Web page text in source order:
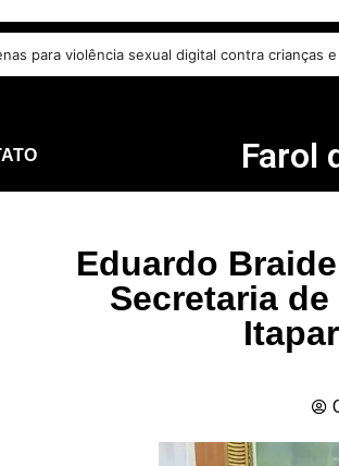
para violência sexual digital contra crianças
Farol
Eduardo
Secretaria